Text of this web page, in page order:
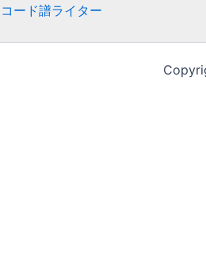
コード譜ライター